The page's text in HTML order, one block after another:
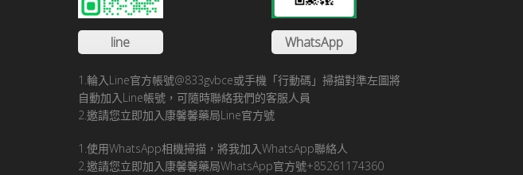
line WhatsApp
1.輪入Line官方帳號@833gvbce或手機「行動碼」掃描對準左圖將
自動加入Line帳號，可隨時聯絡我們的客服人員
2.邀請您立即加入康馨馨藥局Line官方號
1.使用WhatsApp相機掃描，將我加入WhatsApp聯絡人
2.邀請您立即加入康馨馨藥局WhatsApp官方號+85261174360